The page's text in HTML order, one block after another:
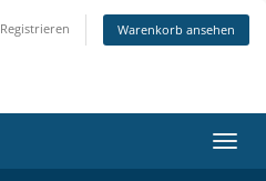
Registrieren Warenkorb ansehen
ein-/